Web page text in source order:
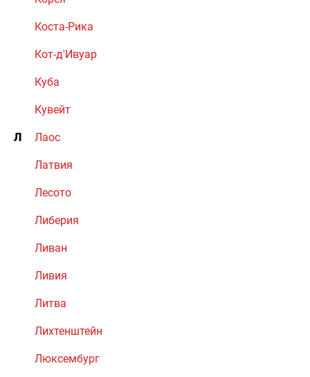
Коста-Рика
Кот-д'Ивуар
Куба
Кувейт
Л Лаос
Латвия
Лесото
Либерия
Ливан
Ливия
Литва
Лихтенштейн
Люксембург